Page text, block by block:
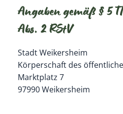
Angaben gemäß § 5
Abs. 2 RStV
Stadt Weikersheim
Körperschaft des
Marktplatz 7
97990 Weikersheim